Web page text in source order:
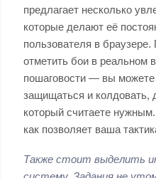
предлагает несколько
которые делают её
пользователя в браузере.
отметить бои в реальном
пошаговости — вы можете
защищаться и колдовать,
который считаете
как позволяет ваша
Также стоит выделить